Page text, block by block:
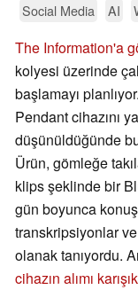
Social Media AI
The Information'a
kolyesi üzerinde
başlamayı
Pendant cihazını
düşünüldüğünde
Ürün, gömleğe
klips şeklinde bir
gün boyunca
transkripsiyonlar
olanak tanıyordu.
cihazın alımı